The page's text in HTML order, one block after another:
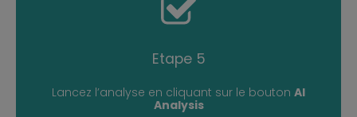
Etape 5
Lancez l’analyse en cliquant sur le bouton AI
Analysis
READ MORE